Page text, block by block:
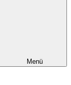
Menü